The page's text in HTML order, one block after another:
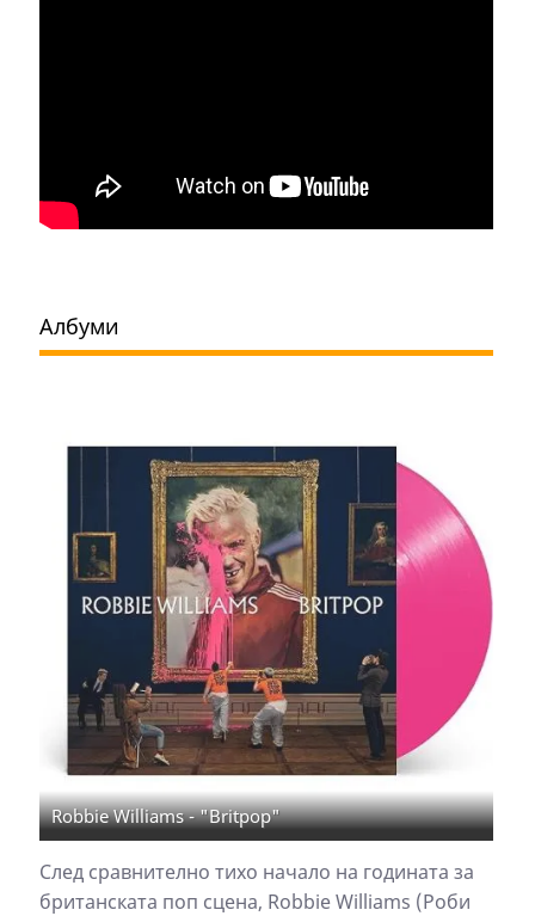
Албуми
Robbie Williams - "Britpop"
След сравнително тихо начало на годината за
британската поп сцена, Robbie Williams (Роби